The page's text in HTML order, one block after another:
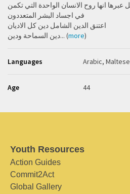
انها روح الانسان الواحدة التي تكمن
في اجساد البشر المتعددون
اعتنق الدين الشامل دين كل الاديان
دين السماحة ودين... (more)
Languages Arabic, Maltese
Age 44
Youth Resources
Action Guides
Commit2Act
Global Gallery